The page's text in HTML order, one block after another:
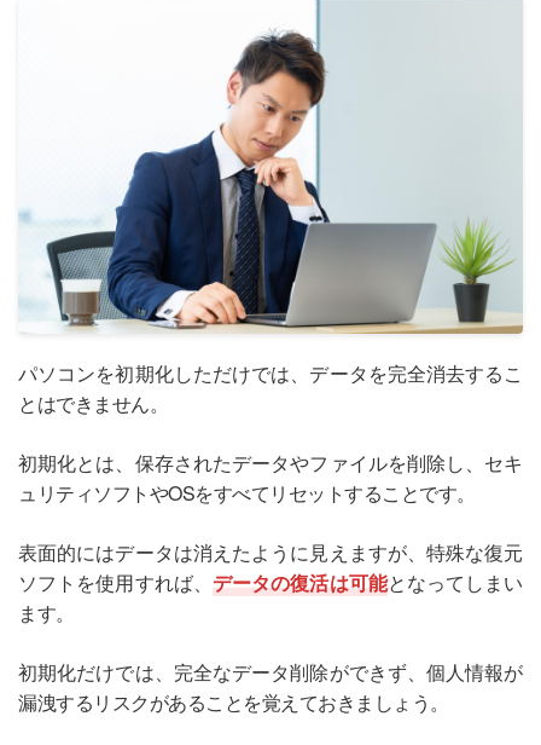
パソコンを初期化しただけでは、データを完全消去するこ
とはできません。
初期化とは、保存されたデータやファイルを削除し、セキ
ュリティソフトやOSをすべてリセットすることです。
表面的にはデータは消えたように見えますが、特殊な復元
ソフトを使用すれば、 データの復活は可能となってしまい
ます。
初期化だけでは、完全なデータ削除ができず、個人情報が
漏洩するリスクがあることを覚えておきましょう。